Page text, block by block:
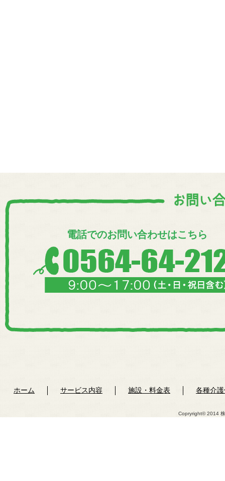
電話でのお問い合わせはこちら
ホーム サービス内容 施設・料金表 各種介
Copryright© 2014